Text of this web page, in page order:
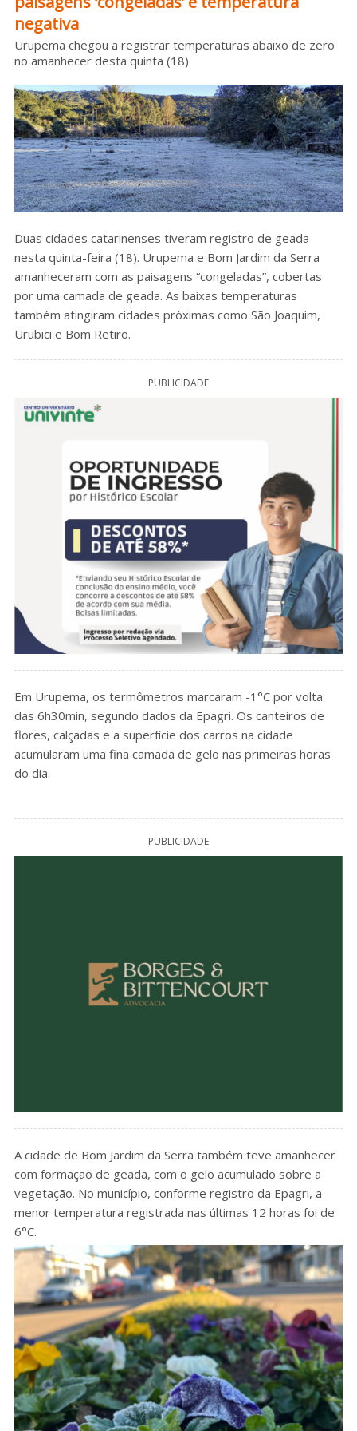
negativa
Urupema chegou a registrar temperaturas abaixo de zero
no amanhecer desta quinta (18)
Duas cidades catarinenses tiveram registro de geada
nesta quinta-feira (18). Urupema e Bom Jardim da Serra
amanheceram com as paisagens “congeladas”, cobertas
por uma camada de geada. As baixas temperaturas
também atingiram cidades próximas como São Joaquim,
Urubici e Bom Retiro.
PUBLICIDADE
Em Urupema, os termômetros marcaram -1°C por volta
das 6h30min, segundo dados da Epagri. Os canteiros de
flores, calçadas e a superfície dos carros na cidade
acumularam uma fina camada de gelo nas primeiras horas
do dia.
PUBLICIDADE
A cidade de Bom Jardim da Serra também teve amanhecer
com formação de geada, com o gelo acumulado sobre a
vegetação. No município, conforme registro da Epagri, a
menor temperatura registrada nas últimas 12 horas foi de
6°C.